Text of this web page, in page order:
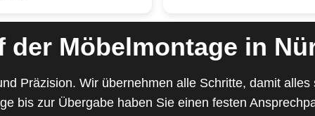
Gegenständen
und ohne
Umzug lief
der Möbelmontage in
Präzision. Wir übernehmen alle Schritte, damit
bis zur Übergabe haben Sie einen festen